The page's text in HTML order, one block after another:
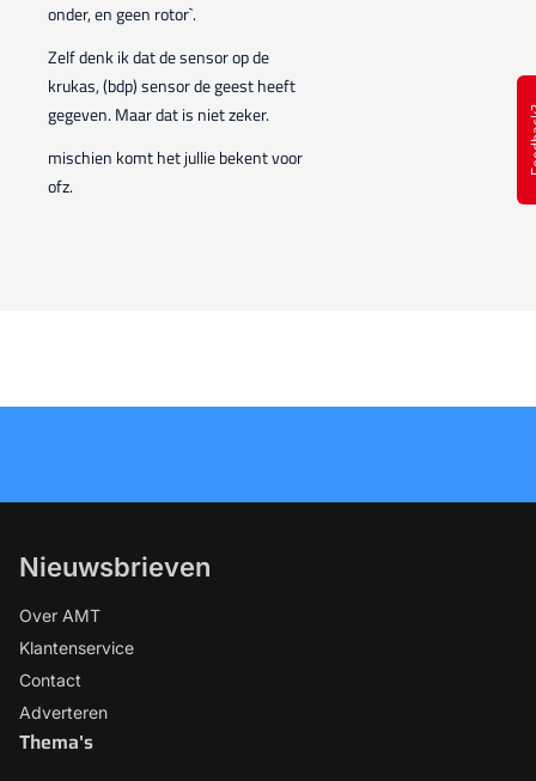
onder, en geen rotor`.
Zelf denk ik dat de sensor op de
krukas, (bdp) sensor de geest heeft
gegeven. Maar dat is niet zeker.
mischien komt het jullie bekent voor
ofz.
Nieuwsbrieven
Over AMT
Klantenservice
Contact
Adverteren
Thema's